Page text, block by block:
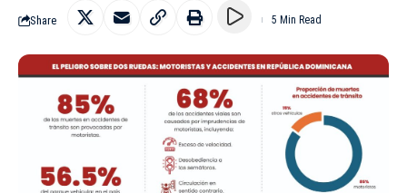
Share 5 Min Read